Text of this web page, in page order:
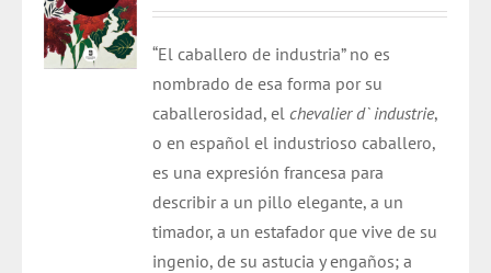
era:
$ 20.000.
es:
$ 19.000.
“El caballero de industria” no es
nombrado de esa forma por su
caballerosidad, elchevalier d` industrie,
o en español el industrioso caballero,
es una expresión francesa para
describir a un pillo elegante, a un
timador, a un estafador que vive de su
ingenio, de su astucia y engaños; a